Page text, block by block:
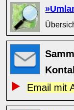
Email mit